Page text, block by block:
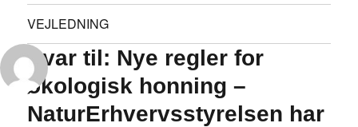
VEJLEDNING
Svar til: Nye regler for
økologisk honning –
NaturErhvervsstyrelsen har